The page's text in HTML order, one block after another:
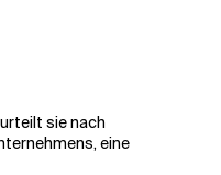
sie nach
eine